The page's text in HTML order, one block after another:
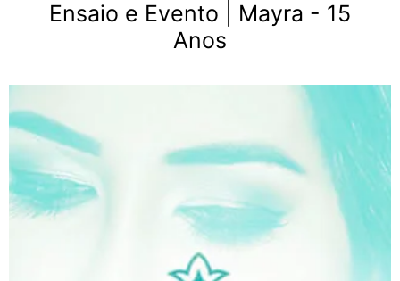
Ensaio e Evento | Mayra - 15
Anos